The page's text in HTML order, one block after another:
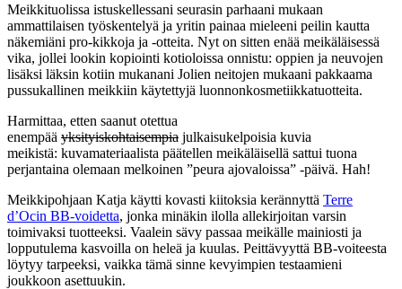
Meikkituolissa istuskellessani seurasin parhaani mukaan
ammattilaisen työskentelyä ja yritin painaa mieleeni peilin kautta
näkemiäni pro-kikkoja ja -otteita. Nyt on sitten enää meikäläisessä
vika, jollei lookin kopiointi kotioloissa onnistu: oppien ja neuvojen
lisäksi läksin kotiin mukanani Jolien neitojen mukaani pakkaama
pussukallinen meikkiin käytettyjä luonnonkosmetiikkatuotteita.
Harmittaa, etten saanut otettua
enempää yksityiskohtaisempia julkaisukelpoisia kuvia
meikistä: kuvamateriaalista päätellen meikäläisellä sattui tuona
perjantaina olemaan melkoinen ”peura ajovaloissa” -päivä. Hah!
Meikkipohjaan Katja käytti kovasti kiitoksia kerännyttä Terre
d’Ocin BB-voidetta, jonka minäkin ilolla allekirjoitan varsin
toimivaksi tuotteeksi. Vaalein sävy passaa meikälle mainiosti ja
lopputulema kasvoilla on heleä ja kuulas. Peittävyyttä BB-voiteesta
löytyy tarpeeksi, vaikka tämä sinne kevyimpien testaamieni
joukkoon asettuukin.